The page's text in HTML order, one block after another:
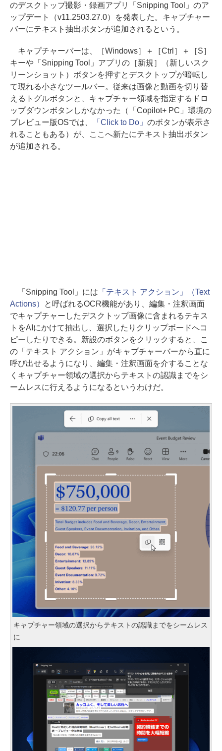
のデスクトップ撮影・録画アプリ「Snipping Tool」のア
ップデート（v11.2503.27.0）を発表した。キャプチャー
バーにテキスト抽出ボタンが追加されるという。
キャプチャーバーは、［Windows］＋［Ctrl］＋［S］
キーや「Snipping Tool」アプリの［新規］（新しいスク
リーンショット）ボタンを押すとデスクトップが暗転し
て現れる小さなツールバー。従来は画像と動画を切り替
えるトグルボタンと、キャプチャー領域を指定するドロ
ップダウンボタンしかなかった（「Copilot+ PC」環境の
プレビュー版OSでは、
「Click to Do」 のボタンが表示さ
れることもある）が、ここへ新たにテキスト抽出ボタン
が追加される。
「Snipping Tool」には 「テキスト アクション」（Text
Actions）
と呼ばれるOCR機能があり、編集・注釈画面
でキャプチャーしたデスクトップ画像に含まれるテキス
トをAIにかけて抽出し、選択したりクリップボードへコ
ピーしたりできる。新設のボタンをクリックすると、こ
の「テキスト アクション」がキャプチャーバーから直に
呼び出せるようになり、編集・注釈画面を介することな
くキャプチャー領域の選択からテキストの認識までをシ
ームレスに行えるようになるというわけだ。
キャプチャー領域の選択からテキストの認識までをシームレス
に